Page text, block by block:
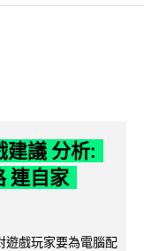
建議 分析:
連自家
戲玩家要為電腦配